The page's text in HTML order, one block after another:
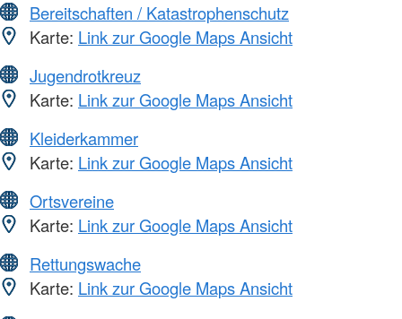
Bereitschaften / Katastrophenschutz
Karte: Link zur Google Maps Ansicht
Jugendrotkreuz
Karte: Link zur Google Maps Ansicht
Kleiderkammer
Karte: Link zur Google Maps Ansicht
Ortsvereine
Karte: Link zur Google Maps Ansicht
Rettungswache
Karte: Link zur Google Maps Ansicht